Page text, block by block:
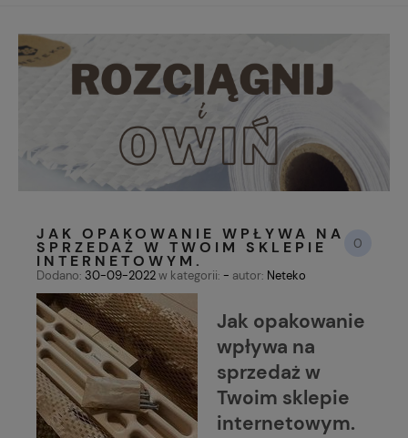
JAK OPAKOWANIE WPŁYWA NA
SPRZEDAŻ W TWOIM SKLEPIE
INTERNETOWYM.
0
Dodano: 30-09-2022w kategorii: - autor: Neteko
Jak opakowanie
wpływa na
sprzedaż w
Twoim sklepie
internetowym.